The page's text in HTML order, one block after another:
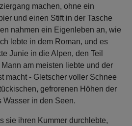
machen, ohne ein
und einen Stift in der Tasche
nahmen ein Eigenleben an, wie
lebte in dem Roman, und es
Junie in die Alpen, den Teil
am meisten liebte und der
macht - Gletscher voller Schnee
gefrorenen Höhen der
Wasser in den Seen.
sie ihren Kummer durchlebte,